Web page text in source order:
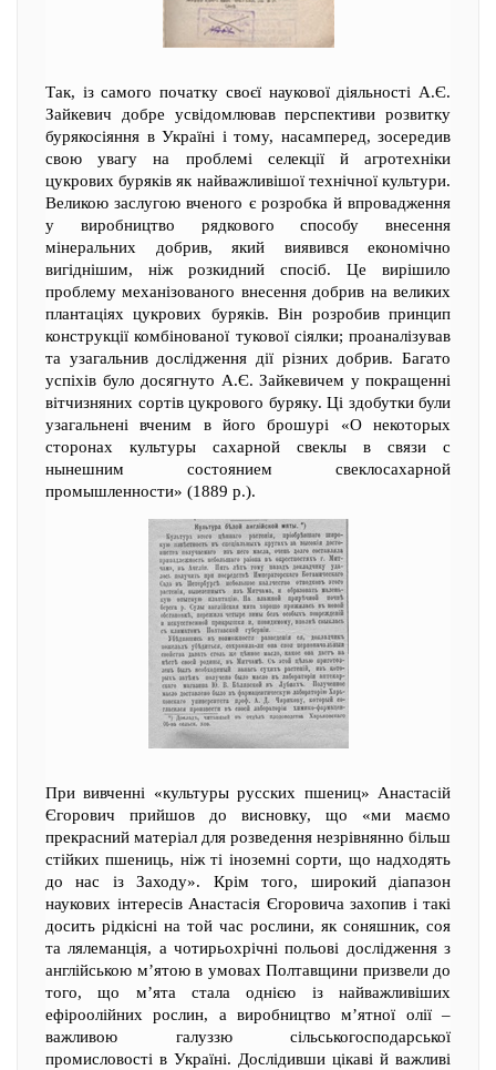
Так, із самого початку своєї наукової діяльності А.Є.
Зайкевич добре усвідомлював перспективи розвитку
бурякосіяння в Україні і тому, насамперед, зосередив
свою увагу на проблемі селекції й агротехніки
цукрових буряків як найважливішої технічної культури.
Великою заслугою вченого є розробка й впровадження
у виробництво рядкового способу внесення
мінеральних добрив, який виявився економічно
вигіднішим, ніж розкидний спосіб. Це вирішило
проблему механізованого внесення добрив на великих
плантаціях цукрових буряків. Він розробив принцип
конструкції комбінованої тукової сіялки; проаналізував
та узагальнив дослідження дії різних добрив. Багато
успіхів було досягнуто А.Є. Зайкевичем у покращенні
вітчизняних сортів цукрового буряку. Ці здобутки були
узагальнені вченим в його брошурі «О некоторых
сторонах культуры сахарной свеклы в связи с
нынешним состоянием свеклосахарной
промышленности» (1889 р.).
При вивченні «культуры русских пшениц» Анастасій
Єгорович прийшов до висновку, що «ми маємо
прекрасний матеріал для розведення незрівнянно більш
стійких пшениць, ніж ті іноземні сорти, що надходять
до нас із Заходу». Крім того, широкий діапазон
наукових інтересів Анастасія Єгоровича захопив і такі
досить рідкісні на той час рослини, як соняшник, соя
та лялеманція, а чотирьохрічні польові дослідження з
англійською м’ятою в умовах Полтавщини призвели до
того, що м’ята стала однією із найважливіших
ефіроолійних рослин, а виробництво м’ятної олії –
важливою галуззю сільськогосподарської
промисловості в Україні. Дослідивши цікаві й важливі